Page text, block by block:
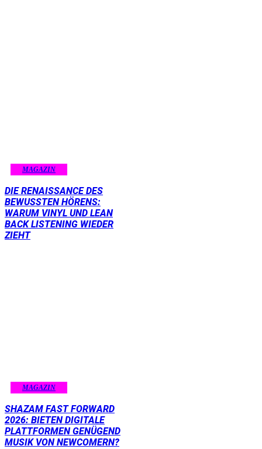
MAGAZIN
DIE RENAISSANCE DES
BEWUSSTEN HÖRENS:
WARUM VINYL UND LEAN
BACK LISTENING WIEDER
ZIEHT
MAGAZIN
SHAZAM FAST FORWARD
2026: BIETEN DIGITALE
PLATTFORMEN GENÜGEND
MUSIK VON NEWCOMERN?